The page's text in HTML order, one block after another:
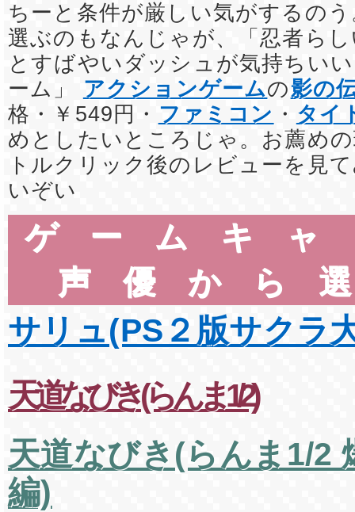
ちーと条件が厳しい気がするの
選ぶのもなんじゃが、「忍者ら
とすばやいダッシュが気持ちい
ーム」 アクションゲームの影の
格・￥549円・ ファミコン ・ タイ
めとしたいところじゃ。お薦め
トルクリック後のレビューを見
いぞい
ゲームキ
声優から
サリュ(PS２版サクラ
天道なびき(らんま1/2)
天道なびき(らんま1/2
編)